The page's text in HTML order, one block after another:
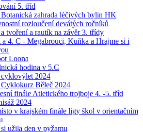
5. tříd
zahrada léčivých bylin HK
rozloučení devátých ročníků
tvoření a rautík na závěr 3. třídy
a 4. C - Megabrouci, Kuňka a Hrajme si i
Loona
hodina v 5.C
2024
Běleč 2024
finále Atletického trojboje 4. -5. tříd
2024
v krajském finále ligy škol v orientačním
užila den v pyžamu